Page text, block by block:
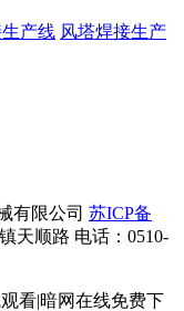
产线 风塔焊接生产
有限公司 苏ICP备
天顺路 电话：0510-
观看|暗网在线免费下